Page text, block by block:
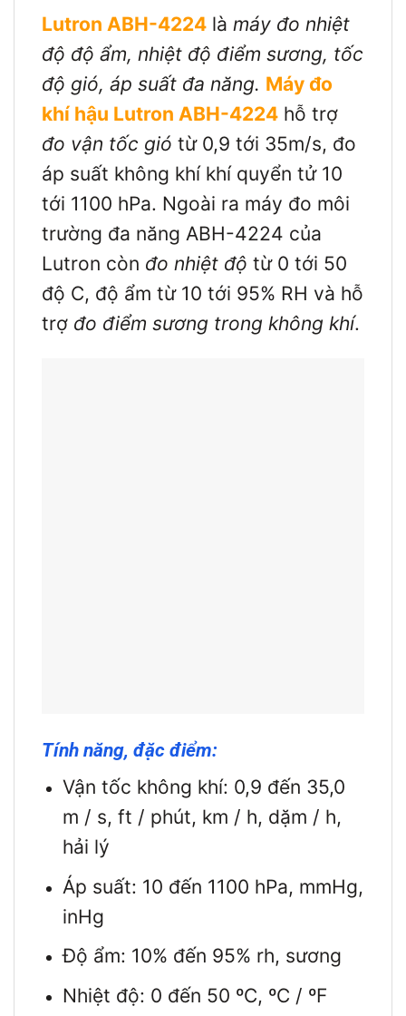
Lutron ABH-4224 là máy đo nhiệt
độ độ ẩm, nhiệt độ điểm sương, tốc
độ gió, áp suất đa năng. Máy đo
khí hậu Lutron ABH-4224 hỗ trợ
đo vận tốc gió từ 0,9 tới 35m/s, đo
áp suất không khí khí quyển tử 10
tới 1100 hPa. Ngoài ra máy đo môi
trường đa năng ABH-4224 của
Lutron còn đo nhiệt độ từ 0 tới 50
độ C, độ ẩm từ 10 tới 95% RH và hỗ
trợ đo điểm sương trong không khí.
Tính năng, đặc điểm:
Vận tốc không khí: 0,9 đến 35,0
m / s, ft / phút, km / h, dặm / h,
hải lý
Áp suất: 10 đến 1100 hPa, mmHg,
inHg
Độ ẩm: 10% đến 95% rh, sương
Nhiệt độ: 0 đến 50 ºC, ºC / ºF